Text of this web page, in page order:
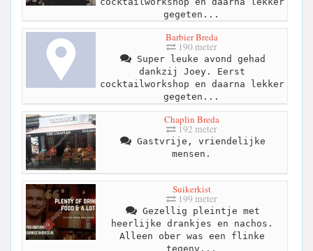
gegeten...
Barbier Breda
190 meter
Super leuke avond gehad
dankzij Joey. Eerst
cocktailworkshop en daarna lekker
gegeten...
Chaplin Breda
192 meter
Gastvrije, vriendelijke
mensen.
Suikerkist
199 meter
Gezellig pleintje met
heerlijke drankjes en nachos.
Alleen ober was een flinke
tegenv...